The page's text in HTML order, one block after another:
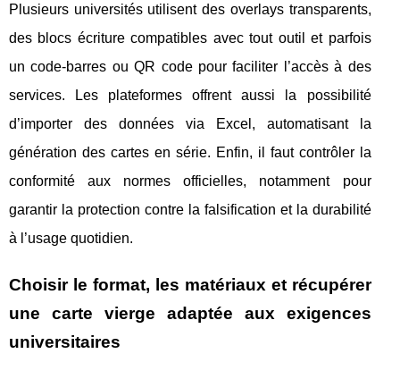
Plusieurs universités utilisent des overlays transparents,
des blocs écriture compatibles avec tout outil et parfois
un code-barres ou QR code pour faciliter l’accès à des
services. Les plateformes offrent aussi la possibilité
d’importer des données via Excel, automatisant la
génération des cartes en série. Enfin, il faut contrôler la
conformité aux normes officielles, notamment pour
garantir la protection contre la falsification et la durabilité
à l’usage quotidien.
Choisir le format, les matériaux et récupérer
une carte vierge adaptée aux exigences
universitaires